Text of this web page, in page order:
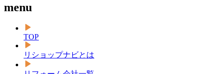
menu
TOP
リショップナビとは